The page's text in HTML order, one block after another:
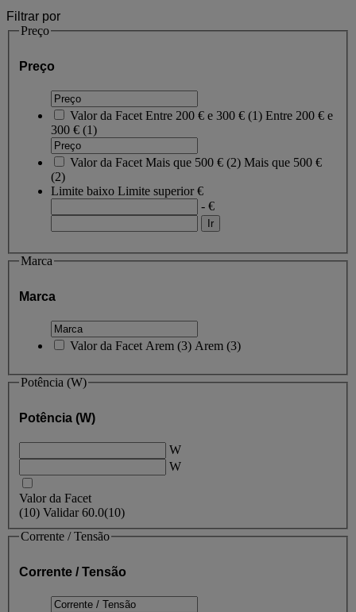
Filtrar por
Preço
Preço
Valor da Facet Entre 200 € e 300 € (1) Entre 200 € e
300 € (1)
Valor da Facet Mais que 500 € (2) Mais que 500 €
(2)
Limite baixo Limite superior€
- €
Marca
Marca
Valor da Facet Arem (3) Arem (3)
Potência (W)
Potência (W)
W
W
Valor da Facet
(10) Validar60.0(10)
Corrente / Tensão
Corrente / Tensão